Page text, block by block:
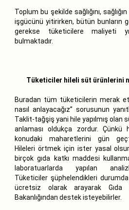
Toplum bu şekilde sağlığını,
işgücünü yitirirken, bütün bunların
gerekse tüketicilere maliyeti
bulmaktadır.
Tüketiciler hileli süt ürünlerini
Buradan tüm tüketicilerin merak
nasıl anlayacağız” sorusunun
Taklit-tağşiş yani hile yapılmış olan
anlaması oldukça zordur. Çünkü
konudaki maharetlerini gün
Hileleri örtmek için ister yasal
birçok gıda katkı maddesi
laboratuarlarda yapılan
Tüketiciler şüphelendikleri durumda
ücretsiz olarak arayarak Gıda
Bakanlığından destek isteyebilirler.